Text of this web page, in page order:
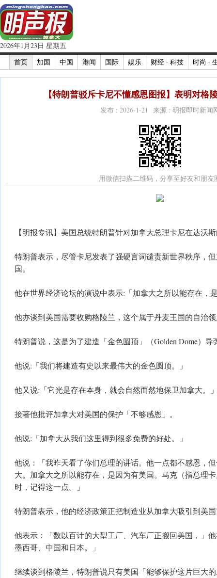
2026年1月23日 星期五
首页
加国 中国 港闻 国际 娱乐 财经 · 科技 时尚 ·
【特朗普驳斥卡尼不懂感恩图报】表明对格
发布 : 2026-1-21 来源 : 明报即时新闻
用微信扫描二维码，分享至好友和朋友
【明报专讯】美国总统特朗普针对加拿大总理卡尼在达沃
特朗普表示，尽管卡尼发表了强硬言词谴责新世界秩序，
国。
他在世界经济论坛的演说中表示:「加拿大之所以能存在，
他亦谈到美国需要收购格陵兰，这个属于丹麦王国的自治
特朗普说，这是为了建造「金色圆顶」（Golden Dome）
他说:「我们将建造有史以来最伟大的金色圆顶。」
他又说:「它光是存在本身，就会自然而然地保卫加拿大。
接著他批评加拿大对美国的保护「不够感恩」。
他说:「加拿大从我们这里得到很多免费的好处。」
他说：「我昨天看了你们总理的讲话。他一点都不感恩，
大。加拿大之所以能存在，是因为有美国。马克（指总理
时，记得这一点。」
特朗普表示，他的经济政策正把制造业从加拿大吸引到美
他表示：「数以百计的大型工厂、汽车厂正搬回美国，」
墨西哥、中国和日本。」
继续谈到格陵兰，特朗普说只有美国「能够保护这片巨大